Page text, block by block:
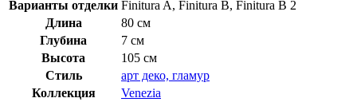
Варианты отделки Finitura A, Finitura B, Finitura B 2
Длина
80 см
Глубина
7 см
Высота
105 см
Стиль
арт деко, гламур
Коллекция
Venezia